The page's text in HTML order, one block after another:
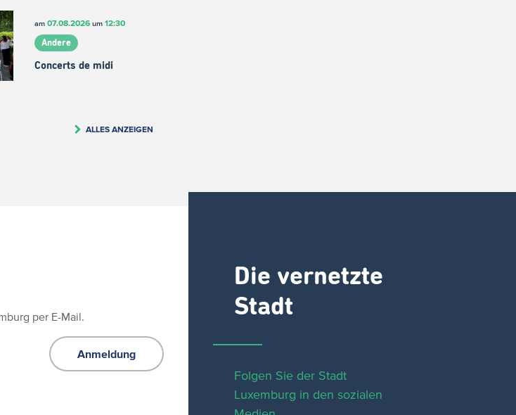
am 07.08.2026um 12:30
Andere
Concerts de midi
ALLES ANZEIGEN
Die vernetzte
Stadt
Folgen Sie der Stadt
Luxemburg in den sozialen
per E-Mail.
Anmeldung